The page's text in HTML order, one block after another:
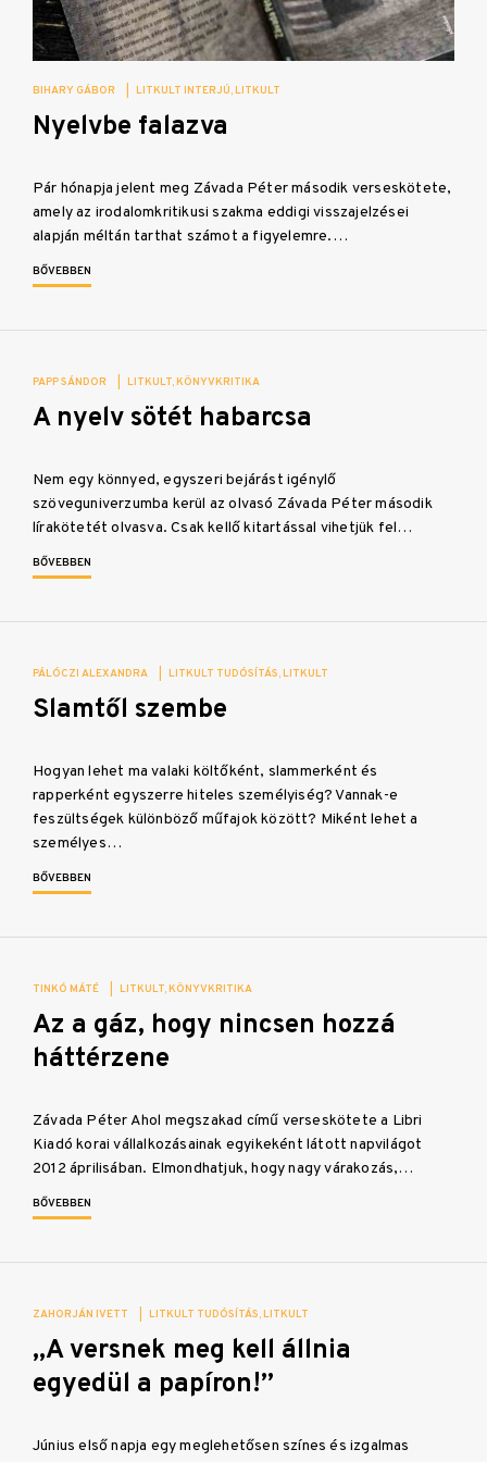
BIHARY GÁBOR LITKULT INTERJÚ LITKULT
Nyelvbe falazva
Pár hónapja jelent meg Závada Péter második verseskötete,
amely az irodalomkritikusi szakma eddigi visszajelzései
alapján méltán tarthat számot a figyelemre.…
BŐVEBBEN
PAPP SÁNDOR LITKULT KÖNYVKRITIKA
A nyelv sötét habarcsa
Nem egy könnyed, egyszeri bejárást igénylő
szöveguniverzumba kerül az olvasó Závada Péter második
lírakötetét olvasva. Csak kellő kitartással vihetjük fel…
BŐVEBBEN
PÁLÓCZI ALEXANDRA LITKULT TUDÓSÍTÁS LITKULT
Slamtől szembe
Hogyan lehet ma valaki költőként, slammerként és
rapperként egyszerre hiteles személyiség? Vannak-e
feszültségek különböző műfajok között? Miként lehet a
személyes…
BŐVEBBEN
TINKÓ MÁTÉ LITKULT KÖNYVKRITIKA
Az a gáz, hogy nincsen hozzá
háttérzene
Závada Péter Ahol megszakad című verseskötete a Libri
Kiadó korai vállalkozásainak egyikeként látott napvilágot
2012 áprilisában. Elmondhatjuk, hogy nagy várakozás,…
BŐVEBBEN
ZAHORJÁN IVETT LITKULT TUDÓSÍTÁS LITKULT
„A versnek meg kell állnia
egyedül a papíron!”
Június első napja egy meglehetősen színes és izgalmas